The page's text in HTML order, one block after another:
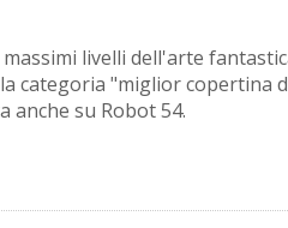
livelli dell'arte
categoria "miglior copertina
anche su Robot 54.